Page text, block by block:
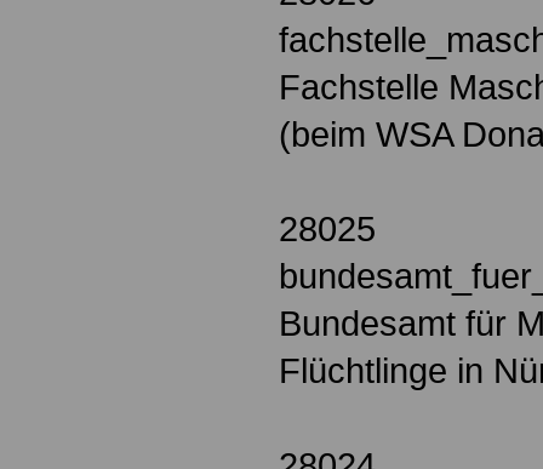
Fachstelle
(beim WSA
28025
Bundesamt für
Flüchtlinge in